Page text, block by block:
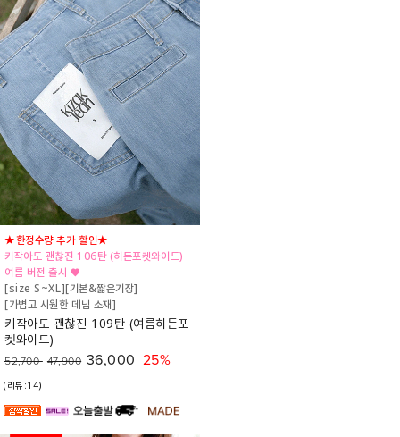
★한정수량 추가 할인★
키작아도 괜찮진 106탄 (히든포켓와이드)
여름 버전 출시 ♥
[size S~XL][기본&짧은기장]
[가볍고 시원한 데님 소재]
키작아도 괜찮진 109탄 (여름히든포
켓와이드)
52,700 47,900 36,000 25%
(리뷰:14)